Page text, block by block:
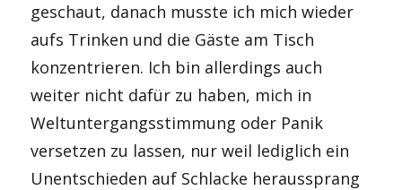
geschaut, danach musste ich mich wieder
aufs Trinken und die Gäste am Tisch
konzentrieren. Ich bin allerdings auch
weiter nicht dafür zu haben, mich in
Weltuntergangsstimmung oder Panik
versetzen zu lassen, nur weil lediglich ein
Unentschieden auf Schlacke heraussprang